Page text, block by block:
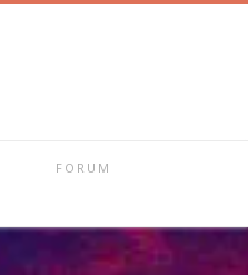
FORUM